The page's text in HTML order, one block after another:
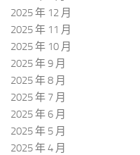
2025 年 12 月
2025 年 11 月
2025 年 10 月
2025 年 9 月
2025 年 8 月
2025 年 7 月
2025 年 6 月
2025 年 5 月
2025 年 4 月